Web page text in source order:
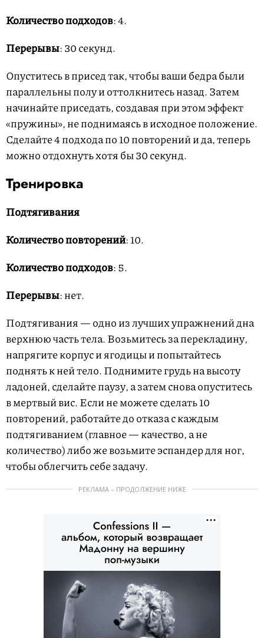
Количество подходов: 4.
Перерывы: 30 секунд.
Опуститесь в присед так, чтобы ваши бедра были
параллельны полу и оттолкнитесь назад. Затем
начинайте приседать, создавая при этом эффект
«пружины», не поднимаясь в исходное положение.
Сделайте 4 подхода по 10 повторений и да, теперь
можно отдохнуть хотя бы 30 секунд.
Тренировка
Подтягивания
Количество повторений: 10.
Количество подходов: 5.
Перерывы: нет.
Подтягивания — одно из лучших упражнений дна
верхнюю часть тела. Возьмитесь за перекладину,
напрягите корпус и ягодицы и попытайтесь
поднять к ней тело. Поднимите грудь на высоту
ладоней, сделайте паузу, а затем снова опуститесь
в мертвый вис. Если не можете сделать 10
повторений, работайте до отказа с каждым
подтягиванием (главное — качество, а не
количество) либо же возьмите эспандер для ног,
чтобы облегчить себе задачу.
РЕКЛАМА – ПРОДОЛЖЕНИЕ НИЖЕ